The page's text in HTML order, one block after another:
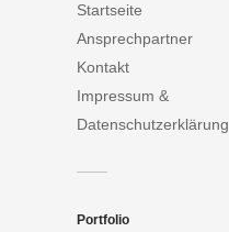
Startseite
Ansprechpartner
Kontakt
Impressum &
Datenschutzerklärung
Portfolio